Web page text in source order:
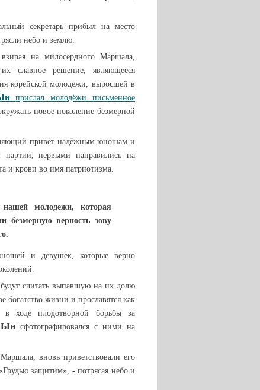
секретарь прибыл на место
небо и землю.
на милосердного Маршала,
славное решение, являющееся
корейской молодежи, выросшей в
прислал молодёжи письменное
новое поколение безмерной
привет надёжным юношам и
партии, первыми направились на
и крови во имя патриотизма.
нашей молодежи, которая
безмерную верность зову
и девушек, которые верно
будут считать выпавшую на их долю
богатство жизни и прославятся как
в ходе плодотворной борьбы за
Ын сфотографировался с ними на
вновь приветствовали его
защитим», - потрясая небо и